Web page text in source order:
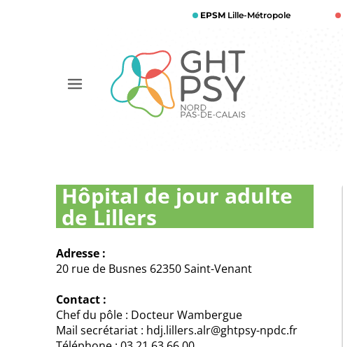
EPSM Lille-Métropole
Afficher
Hôpital de jour adulte
de Lillers
Adresse :
20 rue de Busnes 62350 Saint-Venant
Contact :
Chef du pôle : Docteur Wambergue
Mail secrétariat : hdj.lillers.alr@ghtpsy-npdc.fr